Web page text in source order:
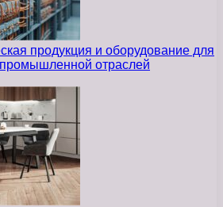
продукция и оборудование для
промышленной отраслей